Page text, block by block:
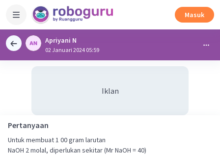
Masuk
Apriyani N
02 Januari 2024 05:59
Iklan
Pertanyaan
Untuk membuat 1 00 gram larutan
NaOH 2 molal, diperlukan sekitar (Mr NaOH = 40)